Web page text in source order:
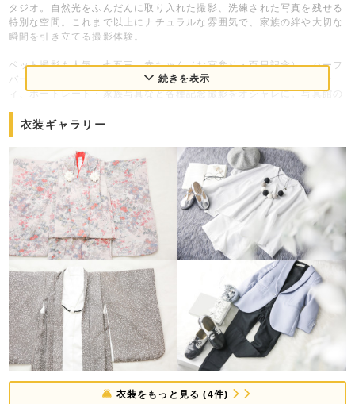
タジオ。自然光をふんだんに取り入れた撮影、洗練された写真を残せる
特別な空間。これまで以上にナチュラルな雰囲気で、家族の絆や大切な
瞬間を引き立てる撮影体験。
ペット撮影も人気。七五三、赤ちゃん（お宮参り・百日記念）、ハーフ
バースデー、お誕生日、入園入学・卒園卒業、十歳の祝い、マタニテ
ィ、ポートレート・家族写真など各種記念撮影をオシャレに。写真館の
いファッションフォト！
続きを表示
衣装ギャラリー
衣装をもっと見る (4件)